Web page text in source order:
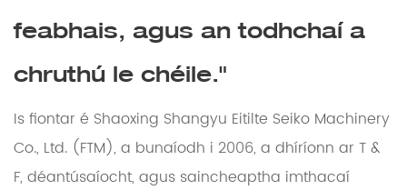
feabhais, agus an todhchaí a
chruthú le chéile."
Is fiontar é Shaoxing Shangyu Eitilte Seiko Machinery
Co., Ltd. (FTM), a bunaíodh i 2006, a dhíríonn ar T &
F, déantúsaíocht, agus saincheaptha imthacaí